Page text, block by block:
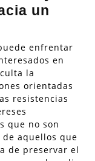
un
enfrentar
en
la
orientadas
resistencias
que no son
aquellos que
de preservar el